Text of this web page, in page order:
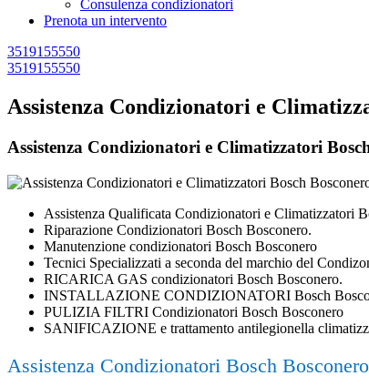
Consulenza condizionatori
Prenota un intervento
3519155550
3519155550
Assistenza Condizionatori e
Assistenza Condizionatori e Climatizzatori
Assistenza Qualificata Condizionatori e Climatizzatori
Riparazione Condizionatori Bosch Bosconero.
Manutenzione condizionatori Bosch Bosconero
Tecnici Specializzati a seconda del marchio del
RICARICA GAS condizionatori Bosch Bosconero.
INSTALLAZIONE CONDIZIONATORI Bosch
PULIZIA FILTRI Condizionatori Bosch Bosconero
SANIFICAZIONE e trattamento antilegionella
Assistenza Condizionatori Bosch Bosconero